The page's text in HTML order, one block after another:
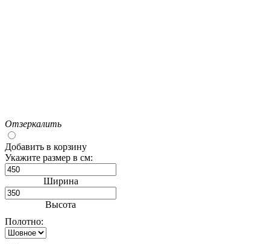
Отзеркалить
Добавить в корзину
Укажите размер в см:
Ширина
Высота
Полотно: